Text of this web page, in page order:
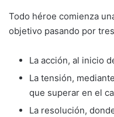
Todo héroe comienza
objetivo pasando por
La acción, al inicio
La tensión,
que superar en el
La resolución,